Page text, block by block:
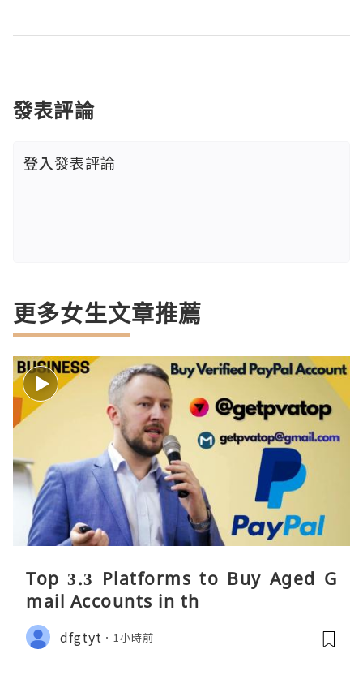
發表評論
登入發表評論
更多女生文章推薦
Top 3.3 Platforms to Buy Aged G
mail Accounts in th
dfgtyt 1小時前